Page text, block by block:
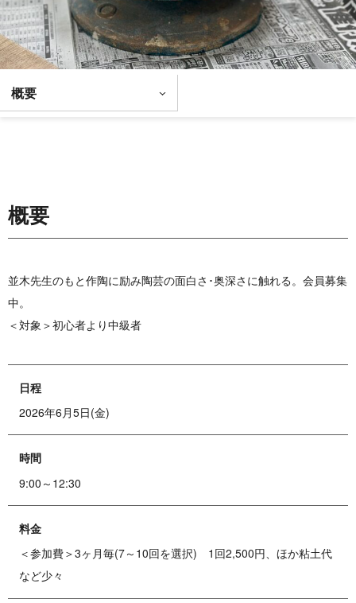
概要
概要
並木先生のもと作陶に励み陶芸の面白さ･奥深さに触れる。会員募集
中。
＜対象＞初心者より中級者
日程
2026年6月5日(金)
時間
9:00～12:30
料金
＜参加費＞3ヶ月毎(7～10回を選択) 1回2,500円、ほか粘土代
など少々